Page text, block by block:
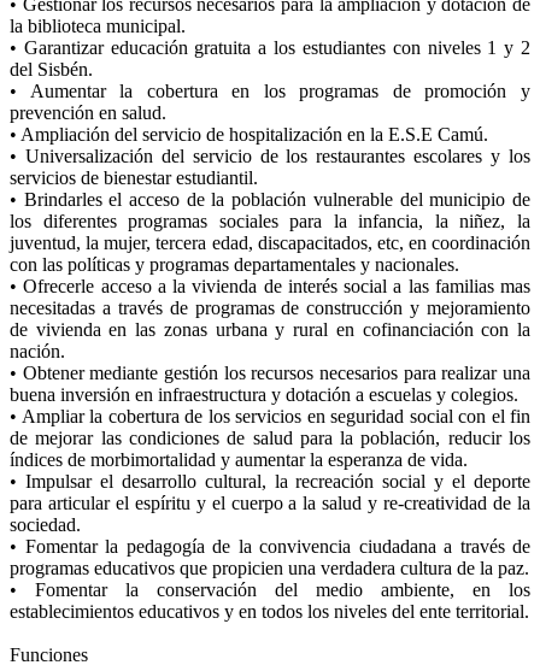
• Gestionar los recursos necesarios para la ampliación y dotación de
la biblioteca municipal.
• Garantizar educación gratuita a los estudiantes con niveles 1 y 2
del Sisbén.
• Aumentar la cobertura en los programas de promoción y
prevención en salud.
• Ampliación del servicio de hospitalización en la E.S.E Camú.
• Universalización del servicio de los restaurantes escolares y los
servicios de bienestar estudiantil.
• Brindarles el acceso de la población vulnerable del municipio de
los diferentes programas sociales para la infancia, la niñez, la
juventud, la mujer, tercera edad, discapacitados, etc, en coordinación
con las políticas y programas departamentales y nacionales.
• Ofrecerle acceso a la vivienda de interés social a las familias mas
necesitadas a través de programas de construcción y mejoramiento
de vivienda en las zonas urbana y rural en cofinanciación con la
nación.
• Obtener mediante gestión los recursos necesarios para realizar una
buena inversión en infraestructura y dotación a escuelas y colegios.
• Ampliar la cobertura de los servicios en seguridad social con el fin
de mejorar las condiciones de salud para la población, reducir los
índices de morbimortalidad y aumentar la esperanza de vida.
• Impulsar el desarrollo cultural, la recreación social y el deporte
para articular el espíritu y el cuerpo a la salud y re-creatividad de la
sociedad.
• Fomentar la pedagogía de la convivencia ciudadana a través de
programas educativos que propicien una verdadera cultura de la paz.
• Fomentar la conservación del medio ambiente, en los
establecimientos educativos y en todos los niveles del ente territorial.
Funciones